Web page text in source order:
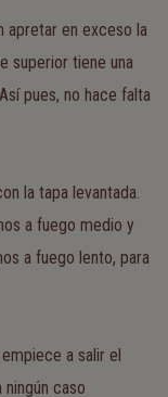
apretar en exceso la
superior tiene una
pues, no hace falta
la tapa levantada.
a fuego medio y
a fuego lento, para
a salir el
caso